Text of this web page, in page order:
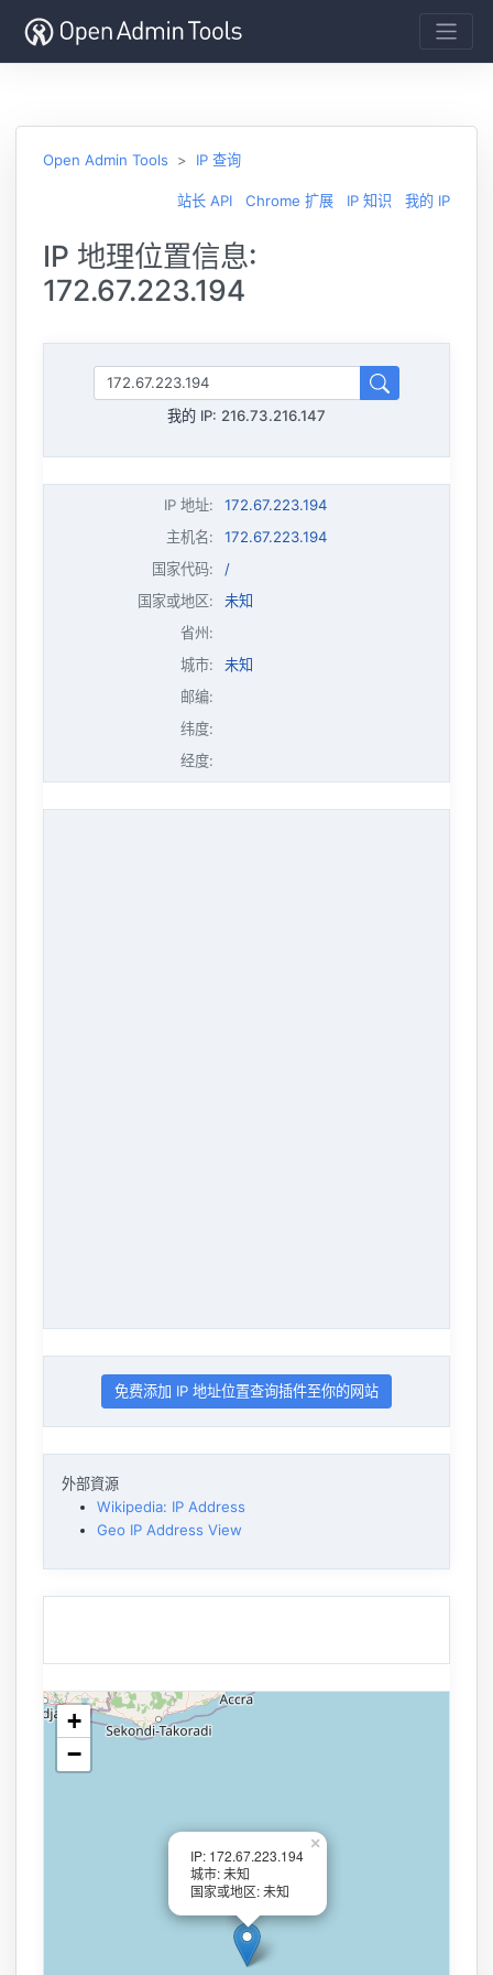
Open Admin Tools IP 查询
站长 API Chrome 扩展 IP 知识 我的 IP
IP 地理位置信息:
172.67.223.194
我的 IP: 216.73.216.147
IP 地址:
172.67.223.194
主机名:
172.67.223.194
国家代码:
/
国家或地区:
未知
省州:
城市:
未知
邮编:
纬度:
经度:
免费添加 IP 地址位置查询插件至你的网站
外部資源
Wikipedia: IP Address
Geo IP Address View
IP: 172.67.223.194
城市: 未知
国家或地区: 未知
×
+
−